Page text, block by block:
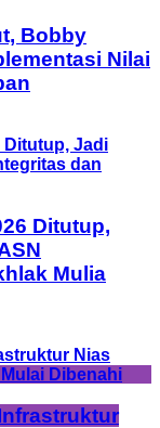
Bobby
Nilai
Ditutup,
Mulia